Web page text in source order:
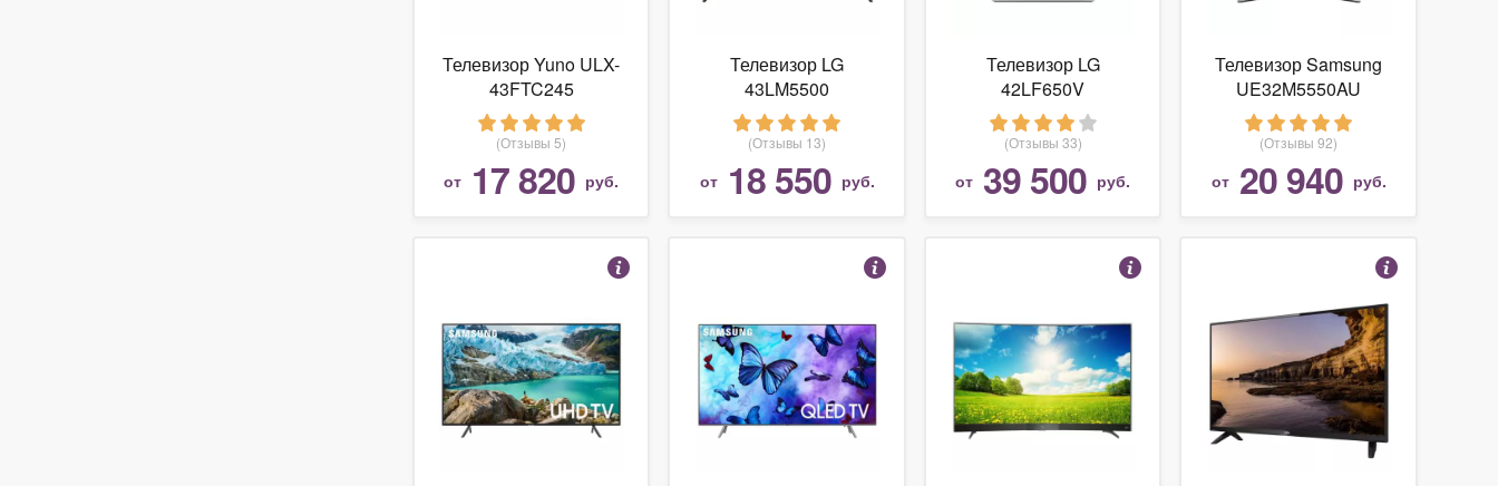
Телевизор Yuno ULX-
43FTC245
(Отзывы 5)
от 17 820 руб.
Телевизор LG
43LM5500
(Отзывы 13)
от 18 550 руб.
Телевизор LG
42LF650V
(Отзывы 33)
от 39 500 руб.
Телевизор Samsung
UE32M5550AU
(Отзывы 92)
от 20 940 руб.